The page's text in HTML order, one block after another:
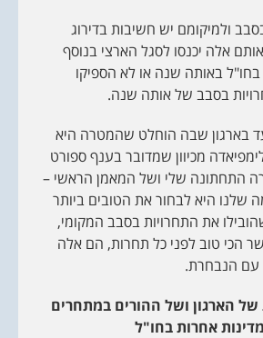
ולמיקומם יש חשיבות בדירוג
אלה יכנסו לסגל הארצי בנוסף
באותה שנה או לא הספיקו
בסבב של אותה שנה.
בארגון שבה הוחלט שהמטרה היא
מכיוון שמדובר בענף ספורט
התחתונה שלי ושל המאמן הראשי –
שלנו היא לבחור את הטובים ביותר
את התחרויות בסבב המקומי,
הכי טוב לפני כל תחרות, הם אלה
עם הנבחרת.
הארגון ושל ההורים במתחרים
אחרות בחו"ל